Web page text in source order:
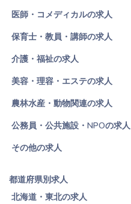
医師・コメディカルの求人
保育士・教員・講師の求人
介護・福祉の求人
美容・理容・エステの求人
農林水産・動物関連の求人
公務員・公共施設・NPOの求人
その他の求人
都道府県別求人
北海道・東北の求人